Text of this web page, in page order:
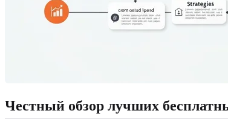
Честный обзор лучших